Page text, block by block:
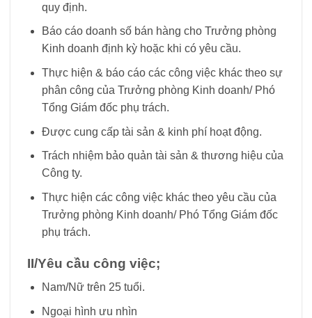
quy định.
Báo cáo doanh số bán hàng cho Trưởng phòng
Kinh doanh định kỳ hoặc khi có yêu cầu.
Thực hiện & báo cáo các công việc khác theo sự
phân công của Trưởng phòng Kinh doanh/ Phó
Tổng Giám đốc phụ trách.
Được cung cấp tài sản & kinh phí hoạt động.
Trách nhiệm bảo quản tài sản & thương hiệu của
Công ty.
Thực hiện các công việc khác theo yêu cầu của
Trưởng phòng Kinh doanh/ Phó Tổng Giám đốc
phụ trách.
II/Yêu cầu công việc;
Nam/Nữ trên 25 tuổi.
Ngoại hình ưu nhìn